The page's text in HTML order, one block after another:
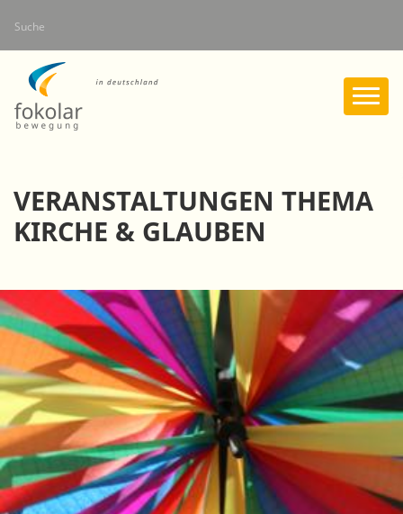
Inhalt
Suche
VERANSTALTUNGEN THEMA
KIRCHE & GLAUBEN